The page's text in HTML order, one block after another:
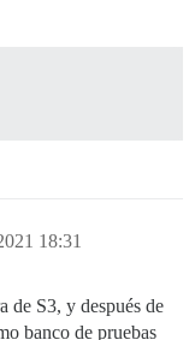
18:31
de S3, y después de
banco de pruebas